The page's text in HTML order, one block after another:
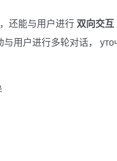
，还能与用户进行 双向交互
用户进行多轮对话，